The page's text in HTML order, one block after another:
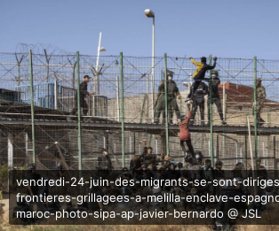
vendredi-24-juin-des-migrants-se-sont-
frontieres-grillagees-a-melilla-enclave-
maroc-photo-sipa-ap-javier-bernardo @ JSL